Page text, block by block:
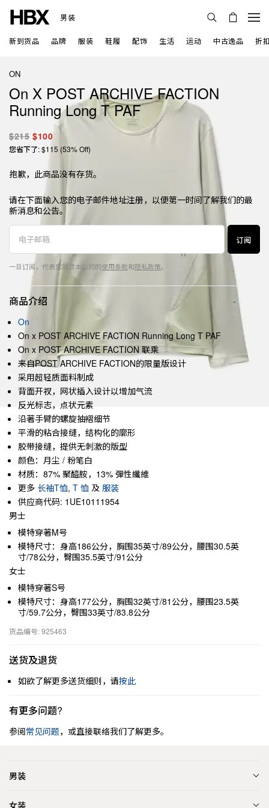
男装
新到货品 品牌 服装 鞋履 配饰 生活 运动 中古逸品 折
ON
On X POST ARCHIVE FACTION
Running Long T PAF
$215 $100
您省下了: $115 (53% Off)
抱歉，此商品没有存货。
请在下面输入您的电子邮件地址注册，以便第一时间了解我们的最
新消息和公告。
订阅
一旦订阅，代表您同意本公司的使用条款和隐私政策。
商品介绍
On
On x POST ARCHIVE FACTION Running Long T PAF
On x POST ARCHIVE FACTION 联乘
来自POST ARCHIVE FACTION的限量版设计
采用超轻质面料制成
背面开衩，网状插入设计以增加气流
反光标志，点状元素
沿著手臂的螺旋抽褶细节
平滑的粘合接缝，结构化的廓形
胶带接缝，提供无刺激的版型
颜色：月尘 / 粉笔白
材质：87% 聚醯胺，13% 彈性纖維
更多 长袖T恤, T 恤 及 服装
供应商代码: 1UE10111954
男士
模特穿著M号
模特尺寸：身高186公分，胸围35英寸/89公分，腰围30.5英
寸/78公分，臀围35.5英寸/91公分
女士
模特穿著S号
模特尺寸：身高177公分，胸围32英寸/81公分，腰围23.5英
寸/59.7公分，臀围33英寸/83.8公分
货品编号: 925463
送货及退货
如欲了解更多送货细则，请按此
有更多问题?
参阅常见问题，或直接联络我们了解更多。
男装
女装